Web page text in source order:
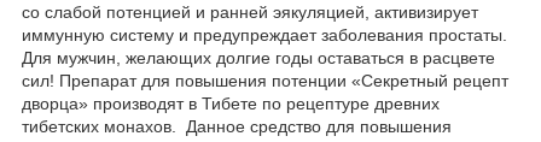
со слабой потенцией и ранней эякуляцией, активизирует
иммунную систему и предупреждает заболевания простаты.
Для мужчин, желающих долгие годы оставаться в расцвете
сил! Препарат для повышения потенции «Секретный рецепт
дворца» производят в Тибете по рецептуре древних
тибетских монахов. Данное средство для повышения